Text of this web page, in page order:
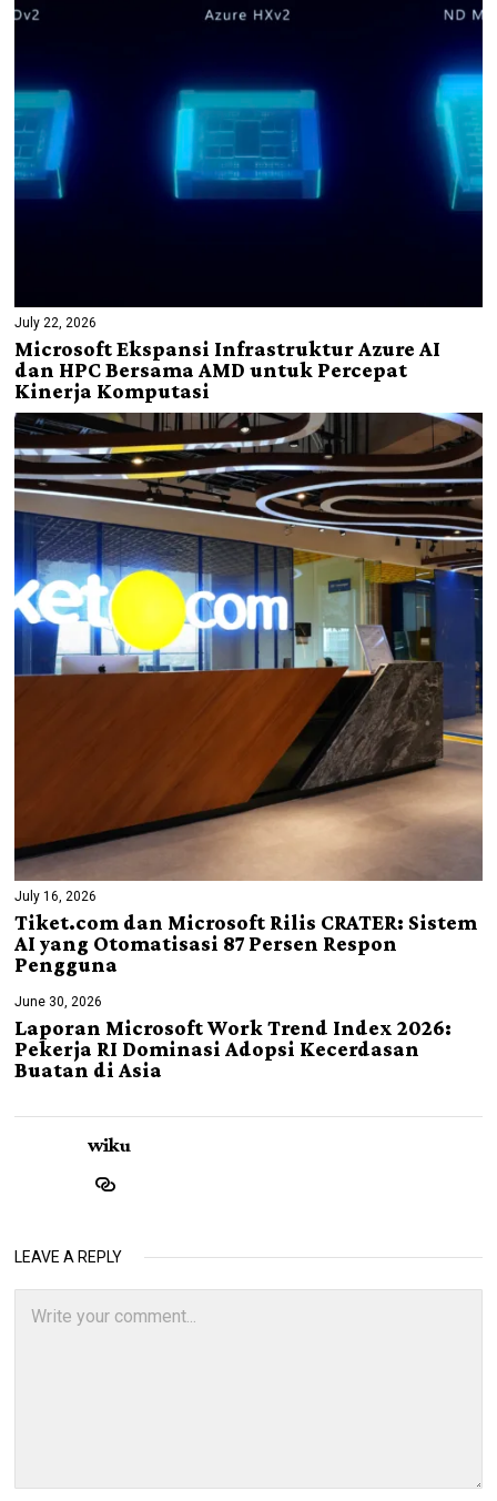
July 22, 2026
Microsoft Ekspansi Infrastruktur Azure AI
dan HPC Bersama AMD untuk Percepat
Kinerja Komputasi
July 16, 2026
Tiket.com dan Microsoft Rilis CRATER: Sistem
AI yang Otomatisasi 87 Persen Respon
Pengguna
June 30, 2026
Laporan Microsoft Work Trend Index 2026:
Pekerja RI Dominasi Adopsi Kecerdasan
Buatan di Asia
wiku
LEAVE A REPLY